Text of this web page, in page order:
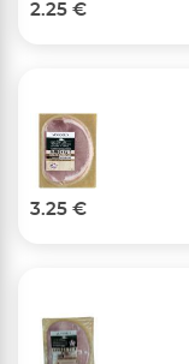
2.25 €
3.25 €